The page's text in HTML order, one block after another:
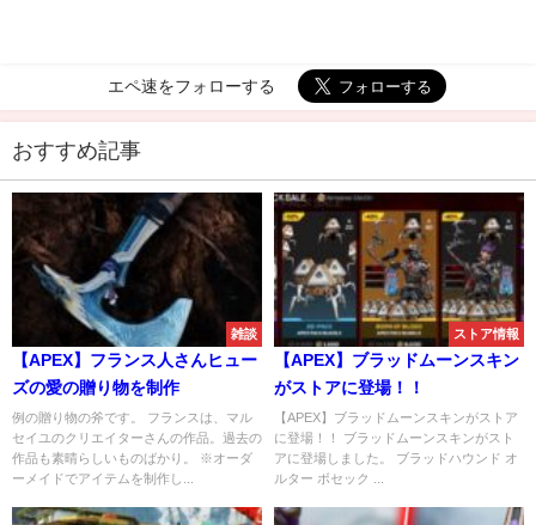
エペ速をフォローする
おすすめ記事
雑談
【APEX】フランス人さんヒュー
ズの愛の贈り物を制作
例の贈り物の斧です。 フランスは、マル
セイユのクリエイターさんの作品。過去の
作品も素晴らしいものばかり。 ※オーダ
ーメイドでアイテムを制作し...
ストア情報
【APEX】ブラッドムーンスキン
がストアに登場！！
【APEX】ブラッドムーンスキンがストア
に登場！！ ブラッドムーンスキンがスト
アに登場しました。 ブラッドハウンド オ
ルター ボセック ...